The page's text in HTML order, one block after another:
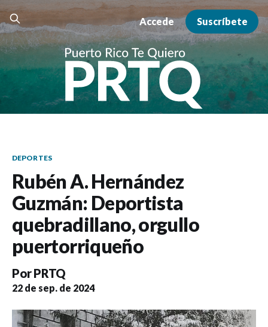
Accede Suscríbete
DEPORTES
Rubén A. Hernández
Guzmán: Deportista
quebradillano, orgullo
puertorriqueño
PorPRTQ
22 de sep. de 2024